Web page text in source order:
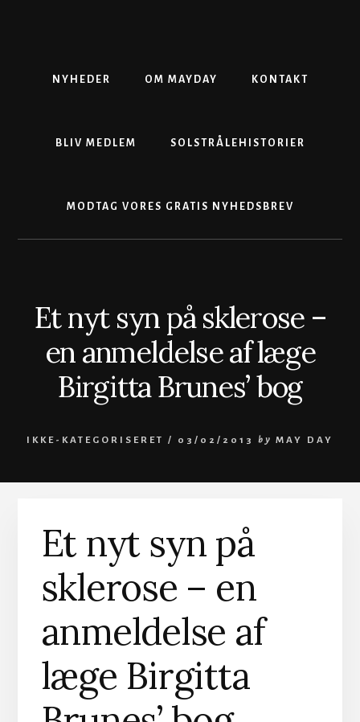
NYHEDER OM MAYDAY KONTAKT
BLIV MEDLEM SOLSTRÅLEHISTORIER
MODTAG VORES GRATIS NYHEDSBREV
Et nyt syn på sklerose –
en anmeldelse af læge
Birgitta Brunes’ bog
IKKE-KATEGORISERET / 03/02/2013 by MAY DAY
Et nyt syn på
sklerose – en
anmeldelse af
læge Birgitta